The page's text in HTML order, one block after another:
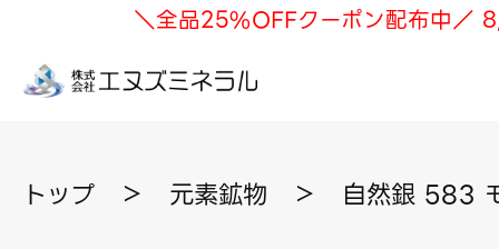
＼全品25%OFFクーポン配布中／
トップ ＞ 元素鉱物 ＞ 自然銀 583